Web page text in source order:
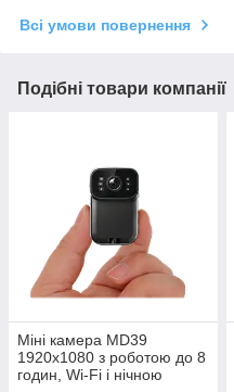
Всі умови повернення
Подібні товари компанії
Міні камера MD39
1920x1080 з роботою до 8
годин, Wi-Fi і нічною